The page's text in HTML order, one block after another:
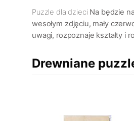
Puzzle dla dzieci Na będzie
wesołym zdjęciu, mały
uwagi, rozpoznaje kształty i
Drewniane